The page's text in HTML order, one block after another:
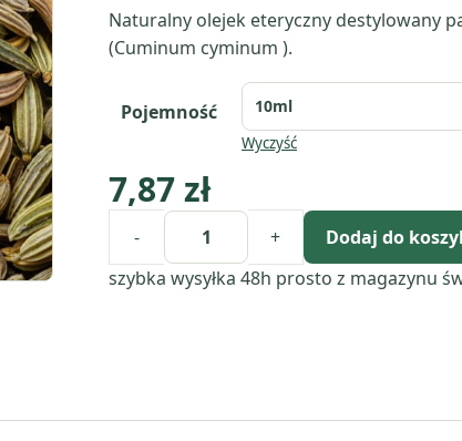
Naturalny olejek eteryczny destylowany
(Cuminum cyminum ).
Pojemność
Wyczyść
7,87zł
-
ilość
Kmin
eteryczny
+
Dodaj do
szybka wysyłka 48h prosto z magazynu